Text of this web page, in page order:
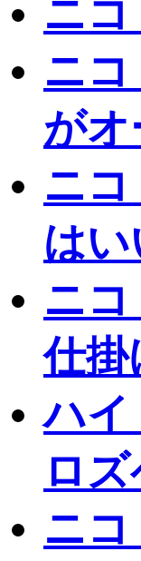
ニ
ニ
がオ
ニ
はい
ニ
仕掛
ハイ
ロ
ニ